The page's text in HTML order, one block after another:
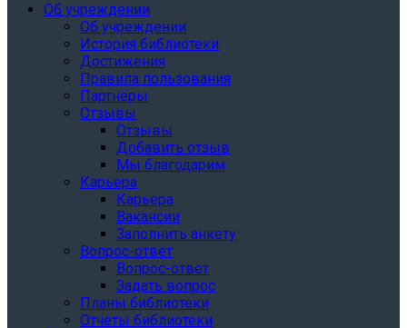
Об учреждении
Об учреждении
История библиотеки
Достижения
Правила пользования
Партнёры
Отзывы
Отзывы
Добавить отзыв
Мы благодарим
Карьера
Карьера
Вакансии
Заполнить анкету
Вопрос-ответ
Вопрос-ответ
Задать вопрос
Планы библиотеки
Отчеты библиотеки